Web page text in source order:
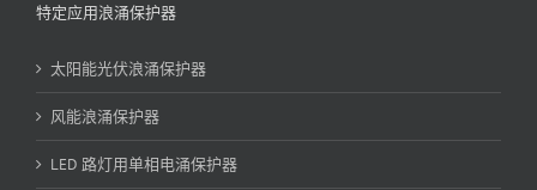
特定应用浪涌保护器
太阳能光伏浪涌保护器
风能浪涌保护器
LED 路灯用单相电涌保护器